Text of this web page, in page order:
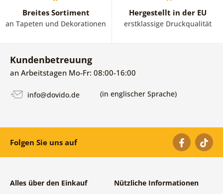
Breites Sortiment
an Tapeten und Dekorationen
Hergestellt in der EU
erstklassige Druckqualität
Kundenbetreuung
an Arbeitstagen Mo-Fr: 08:00-16:00
info@dovido.de (in englischer Sprache)
Folgen Sie uns auf
Alles über den Einkauf Nützliche Informationen